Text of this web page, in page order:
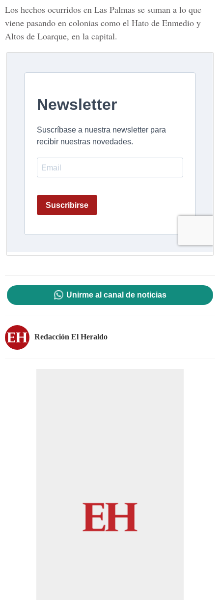
Los hechos ocurridos en Las Palmas se suman a lo que
viene pasando en colonias como el Hato de Enmedio y
Altos de Loarque, en la capital.
Unirme al canal de noticias
Redacción El Heraldo